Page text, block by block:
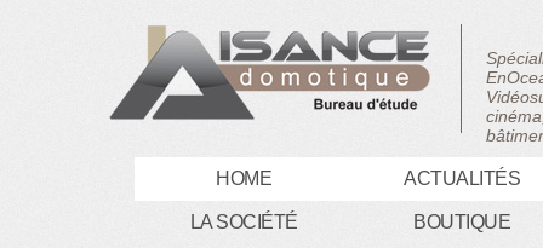
HOME ACTUALITÉS
LA SOCIÉTÉ BOUTIQUE